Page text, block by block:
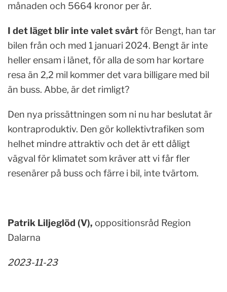
månaden och 5664 kronor per år.
I det läget blir inte valet svårtför Bengt, han tar
bilen från och med 1 januari 2024. Bengt är inte
heller ensam i länet, för alla de som har kortare
resa än 2,2 mil kommer det vara billigare med bil
än buss. Abbe, är det rimligt?
Den nya prissättningen som ni nu har beslutat är
kontraproduktiv. Den gör kollektivtrafiken som
helhet mindre attraktiv och det är ett dåligt
vägval för klimatet som kräver att vi får fler
resenärer på buss och färre i bil, inte tvärtom.
Patrik Liljeglöd (V), oppositionsråd Region
Dalarna
2023-11-23